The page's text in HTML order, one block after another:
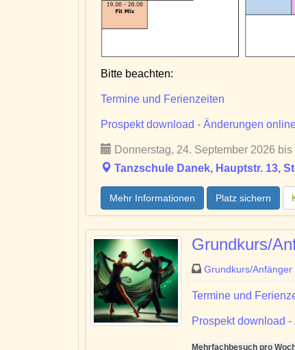
Bitte beachten:
Termine und Ferienzeiten
Prospekt download - Änderungen
Donnerstag, 24. September 2026
Tanzschule Danek, Hauptstr. 13,
Mehr Informationen Platz sichern
Grundkurs/
Grundkurs/Anfänger
Termine und
Prospekt download
Mehrfachbesuch pro